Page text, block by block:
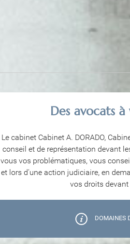
Des avocats
Le cabinet Cabinet A. DORADO,
conseil et de représentation devant
vous vos problématiques, vous
et lors d'une action judiciaire, en
vos droits
DOMAINES